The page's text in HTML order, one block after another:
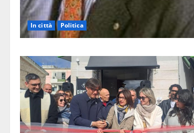
In città Politica